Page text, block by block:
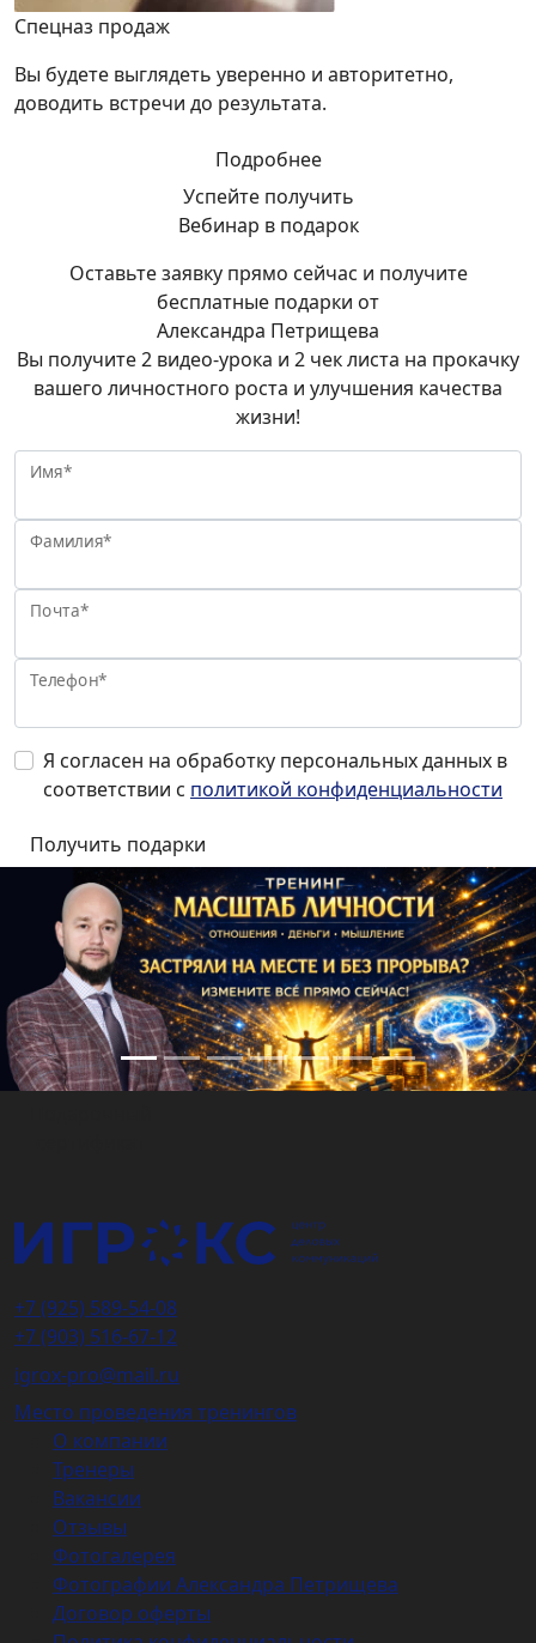
Спецназ продаж
Вы будете выглядеть уверенно и авторитетно,
доводить встречи до результата.
Подробнее
Успейте получить
Вебинар в подарок
Оставьте заявку прямо сейчас и получите
бесплатные подарки от
Александра Петрищева
Вы получите 2 видео-урока и 2 чек листа на прокачку
вашего личностного роста и улучшения качества
жизни!
Имя*
Фамилия*
Почта*
Телефон*
Я согласен на обработку персональных данных в
соответствии с политикой конфиденциальности
+7 (925) 589-54-08
+7 (903) 516-67-12
igrox-pro@mail.ru
Место проведения тренингов
О компании
Тренеры
Вакансии
Отзывы
Фотогалерея
Фотографии Александра Петрищева
Договор оферты